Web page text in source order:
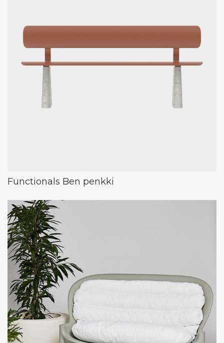
Functionals Ben penkki